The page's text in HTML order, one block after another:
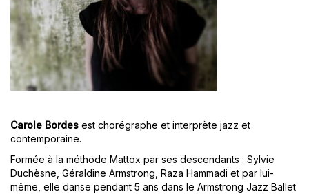
Carole Bordes est chorégraphe et interprète jazz et
contemporaine.
Formée à la méthode Mattox par ses descendants : Sylvie
Duchèsne, Géraldine Armstrong, Raza Hammadi et par lui-
même, elle danse pendant 5 ans dans le Armstrong Jazz Ballet